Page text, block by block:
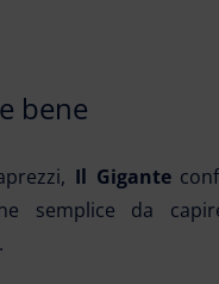
bene
Il Gigante
semplice da